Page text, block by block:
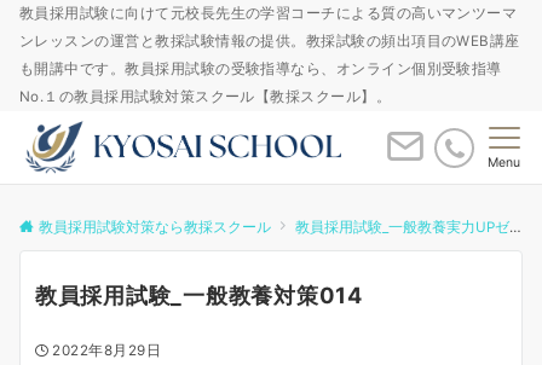
教員採用試験に向けて元校長先生の学習コーチによる質の高いマンツーマ
ンレッスンの運営と教採試験情報の提供。教採試験の頻出項目のWEB講座
も開講中です。教員採用試験の受験指導なら、オンライン個別受験指導
No.１の教員採用試験対策スクール【教採スクール】。
Menu
教員採用試験対策なら教採スクール 教員採用試験_一般教養実力UPゼミ
教員採用試験_一般教養対策014
2022年8月29日